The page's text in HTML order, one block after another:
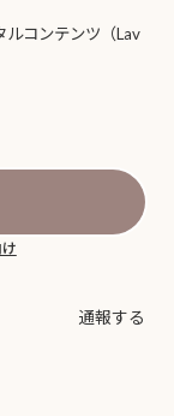
コンテンツ（Lav
通報する